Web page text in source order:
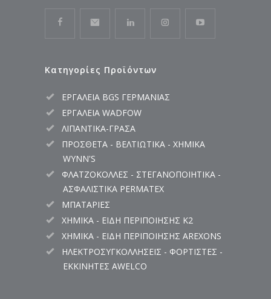
Κατηγορίες Προϊόντων
ΕΡΓΑΛΕΙΑ BGS ΓΕΡΜΑΝΙΑΣ
ΕΡΓΑΛΕΙΑ WADFOW
ΛΙΠΑΝΤΙΚΑ-ΓΡΑΣΑ
ΠΡΟΣΘΕΤΑ - ΒΕΛΤΙΩΤΙΚΑ - ΧΗΜΙΚΑ
WYNN'S
ΦΛΑΤΖΟΚΟΛΛΕΣ - ΣΤΕΓΑΝΟΠΟΙΗΤΙΚΑ -
ΑΣΦΑΛΙΣΤΙΚΑ PERMATEX
ΜΠΑΤΑΡΙΕΣ
ΧΗΜΙΚΑ - ΕΙΔΗ ΠΕΡΙΠΟΙΗΣΗΣ K2
ΧΗΜΙΚΑ - ΕΙΔΗ ΠΕΡΙΠΟΙΗΣΗΣ AREXONS
ΗΛΕΚΤΡΟΣΥΓΚΟΛΛΗΣΕΙΣ - ΦΟΡΤΙΣΤΕΣ -
ΕΚΚΙΝΗΤΕΣ AWELCO